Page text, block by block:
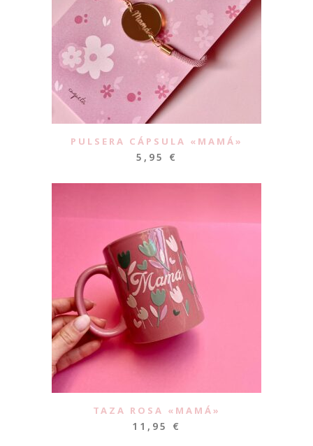
PULSERA CÁPSULA «MAMÁ»
5,95 €
TAZA ROSA «MAMÁ»
11,95 €